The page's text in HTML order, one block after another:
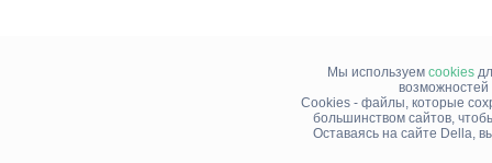
Мы используем cookies
Cookies - файлы, которые
большинством сайтов,
Оставаясь на сайте Della,